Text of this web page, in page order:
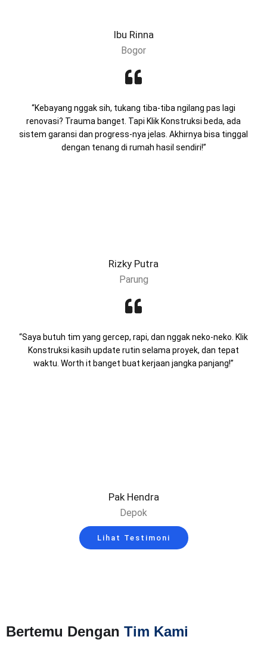
Ibu Rinna
Bogor
“Kebayang nggak sih, tukang tiba-tiba ngilang pas lagi
renovasi? Trauma banget. Tapi Klik Konstruksi beda, ada
sistem garansi dan progress-nya jelas. Akhirnya bisa tinggal
dengan tenang di rumah hasil sendiri!”
Rizky Putra
Parung
“Saya butuh tim yang gercep, rapi, dan nggak neko-neko. Klik
Konstruksi kasih update rutin selama proyek, dan tepat
waktu. Worth it banget buat kerjaan jangka panjang!”
Pak Hendra
Depok
Lihat Testimoni
Bertemu Dengan Tim Kami